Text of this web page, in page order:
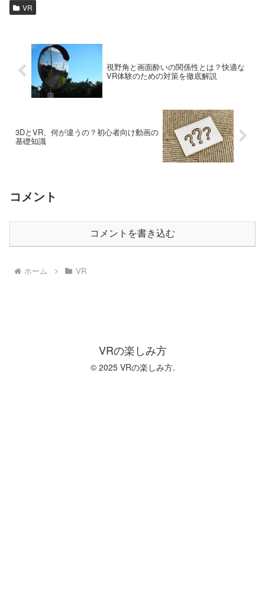
VR
視野角と画面酔いの関係性とは？快適な
VR体験のための対策を徹底解説
3DとVR、何が違うの？初心者向け動画の
基礎知識
コメント
コメントを書き込む
ホーム VR
VRの楽しみ方
© 2025 VRの楽しみ方.